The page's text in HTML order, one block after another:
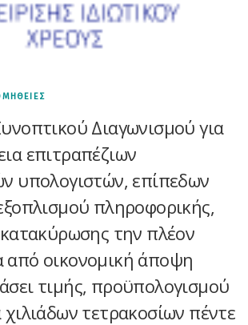
Διαγωνισμού για
επιτραπέζιων
υπολογιστών, επίπεδων
πληροφορικής,
την πλέον
οικονομική άποψη
τιμής, προϋπολογισμού
τετρακοσίων πέντε